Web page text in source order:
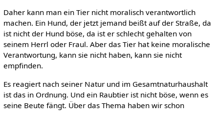
Daher kann man ein Tier nicht moralisch verantwortlich
machen. Ein Hund, der jetzt jemand beißt auf der Straße, da
ist nicht der Hund böse, da ist er schlecht gehalten von
seinem Herrl oder Fraul. Aber das Tier hat keine moralische
Verantwortung, kann sie nicht haben, kann sie nicht
empfinden.
Es reagiert nach seiner Natur und im Gesamtnaturhaushalt
ist das in Ordnung. Und ein Raubtier ist nicht böse, wenn es
seine Beute fängt. Über das Thema haben wir schon